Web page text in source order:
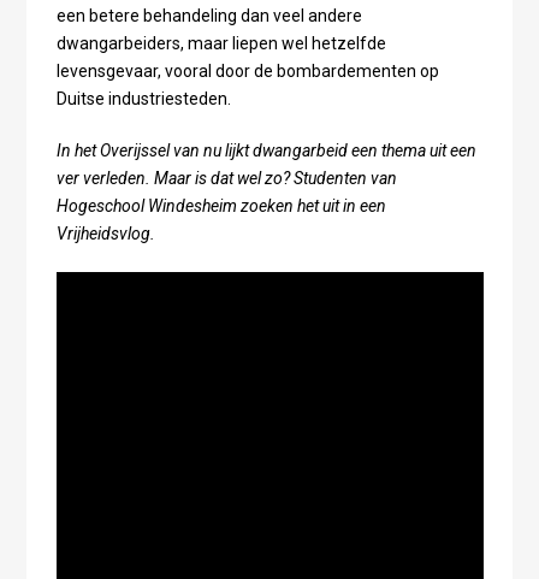
een betere behandeling dan veel andere
dwangarbeiders, maar liepen wel hetzelfde
levensgevaar, vooral door de bombardementen op
Duitse industriesteden.
In het Overijssel van nu lijkt dwangarbeid een thema uit een
ver verleden. Maar is dat wel zo? Studenten van
Hogeschool Windesheim zoeken het uit in een
Vrijheidsvlog.